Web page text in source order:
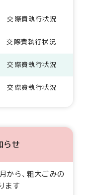
交際費執行状況
交際費執行状況
交際費執行状況
交際費執行状況
らせ
から、粗大ごみの
ます